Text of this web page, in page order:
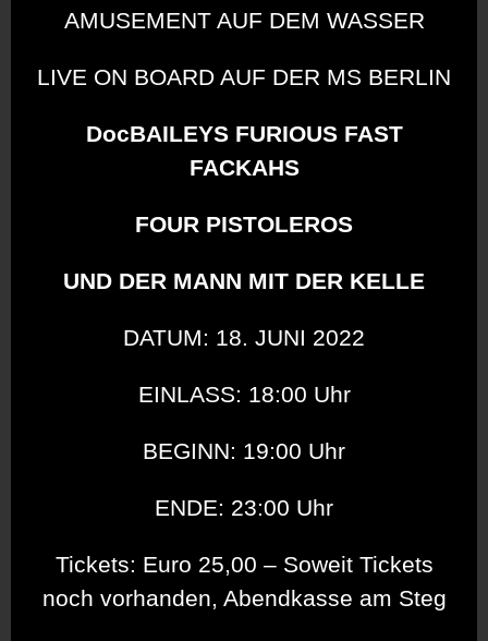
AMUSEMENT AUF DEM WASSER
LIVE ON BOARD AUF DER MS BERLIN
DocBAILEYS FURIOUS FAST
FACKAHS
FOUR PISTOLEROS
UND DER MANN MIT DER KELLE
DATUM: 18. JUNI 2022
EINLASS: 18:00 Uhr
BEGINN: 19:00 Uhr
ENDE: 23:00 Uhr
Tickets: Euro 25,00 – Soweit Tickets
noch vorhanden, Abendkasse am Steg